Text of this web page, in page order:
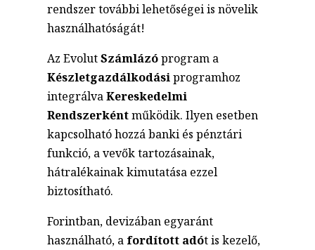
rendszer további lehetőségei is növelik
használhatóságát!
Az EvolutSzámlázóprogram a
Készletgazdálkodásiprogramhoz
integrálvaKereskedelmi
Rendszerkéntműködik. Ilyen esetben
kapcsolható hozzá banki és pénztári
funkció, a vevők tartozásainak,
hátralékainak kimutatása ezzel
biztosítható.
Forintban, devizában egyaránt
használható, a fordított adót is kezelő,